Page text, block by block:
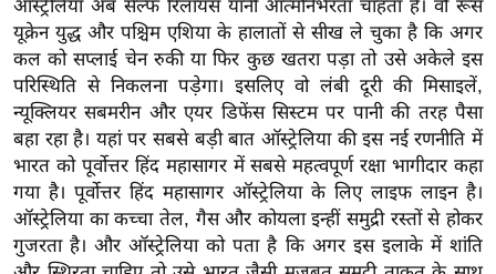
श
ख्सि
य
त
यं
ग
इं
डि
या
ऑस्ट्रेलिया अब सेल्फ रिलायंस यानी आत्मनिर्भरता चाहता है। वो रूस
यूक्रेन युद्ध और पश्चिम एशिया के हालातों से सीख ले चुका है कि अगर
कल को सप्लाई चेन रुकी या फिर कुछ खतरा पड़ा तो उसे अकेले इस
परिस्थिति से निकलना पड़ेगा। इसलिए वो लंबी दूरी की मिसाइलें,
न्यूक्लियर सबमरीन और एयर डिफेंस सिस्टम पर पानी की तरह पैसा
बहा रहा है। यहां पर सबसे बड़ी बात ऑस्ट्रेलिया की इस नई रणनीति में
भारत को पूर्वोत्तर हिंद महासागर में सबसे महत्वपूर्ण रक्षा भागीदार कहा
गया है। पूर्वोत्तर हिंद महासागर ऑस्ट्रेलिया के लिए लाइफ लाइन है।
ऑस्ट्रेलिया का कच्चा तेल, गैस और कोयला इन्हीं समुद्री रस्तों से होकर
गुजरता है। और ऑस्ट्रेलिया को पता है कि अगर इस इलाके में शांति